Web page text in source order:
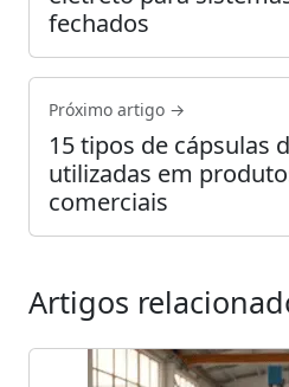
fechados
Próximo artigo →
15 tipos de cápsulas
utilizadas em
comerciais
Artigos